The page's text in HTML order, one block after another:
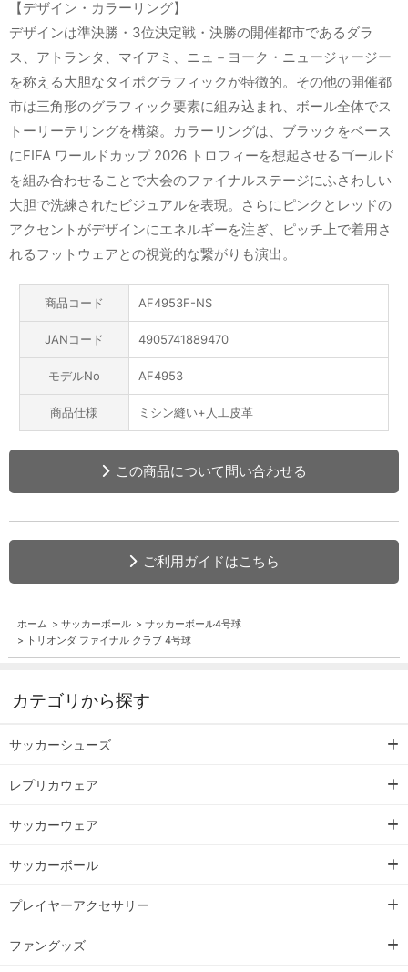
【デザイン・カラーリング】
デザインは準決勝・3位決定戦・決勝の開催都市であるダラ
ス、アトランタ、マイアミ、ニュ－ヨーク・ニュージャージー
を称える大胆なタイポグラフィックが特徴的。その他の開催都
市は三角形のグラフィック要素に組み込まれ、ボール全体でス
トーリーテリングを構築。カラーリングは、ブラックをベース
にFIFA ワールドカップ 2026 トロフィーを想起させるゴールド
を組み合わせることで大会のファイナルステージにふさわしい
大胆で洗練されたビジュアルを表現。さらにピンクとレッドの
アクセントがデザインにエネルギーを注ぎ、ピッチ上で着用さ
れるフットウェアとの視覚的な繋がりも演出。
商品コード AF4953F-NS
JANコード 4905741889470
モデルNo AF4953
商品仕様 ミシン縫い+人工皮革
この商品について問い合わせる
ご利用ガイドはこちら
ホーム > サッカーボール > サッカーボール4号球
> トリオンダ ファイナル クラブ 4号球
カテゴリから探す
サッカーシューズ
レプリカウェア
サッカーウェア
サッカーボール
プレイヤーアクセサリー
ファングッズ